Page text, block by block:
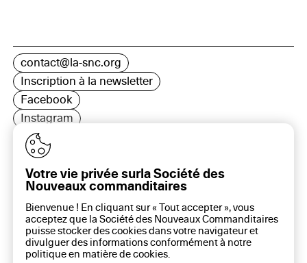
contact@la-snc.org
Inscription à la newsletter
Facebook
Instagram
LinkedIn
16 rue Rambuteau, 75003 Paris
Plan du site
Aide sur ce site
Gestion des cookies
Politique des cookies
Votre vie privée surla Société des
Nouveaux commanditaires
Bienvenue ! En cliquant sur « Tout accepter », vous
acceptez que la Société des Nouveaux Commanditaires
puisse stocker des cookies dans votre navigateur et
divulguer des informations conformément à notre
politique en matière decookies.